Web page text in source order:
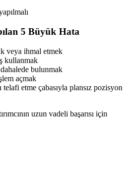
5 Büyük Hata
veya ihmal etmek
kullanmak
bulunmak
açmak
telafi etme çabasıyla plansız pozisyon
uzun vadeli başarısı için